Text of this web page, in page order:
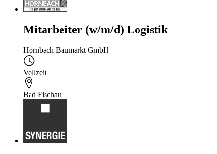
Mitarbeiter (w/m/d) Logistik
Hornbach Baumarkt GmbH
Vollzeit
Bad Fischau